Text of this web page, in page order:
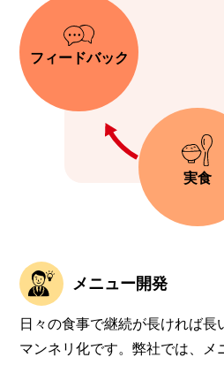
実食
フィードバック
メニュー開発
日々の食事で継続が長ければ長
マンネリ化です。弊社では、メ